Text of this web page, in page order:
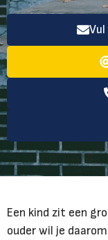
Een kind zit een
ouder wil je